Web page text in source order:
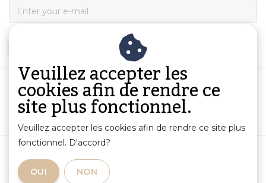
Informations sur les produits et responsabilité
Veuillez accepter les
cookies afin de rendre ce
site plus fonctionnel.
Veuillez accepter les cookies afin de rendre ce site plus
fonctionnel. D'accord?
OUI NON